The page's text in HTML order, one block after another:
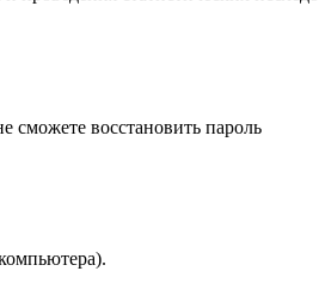
сможете восстановить пароль